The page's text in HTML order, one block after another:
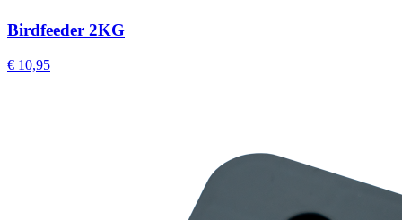
Birdfeeder 2KG
€ 10,95